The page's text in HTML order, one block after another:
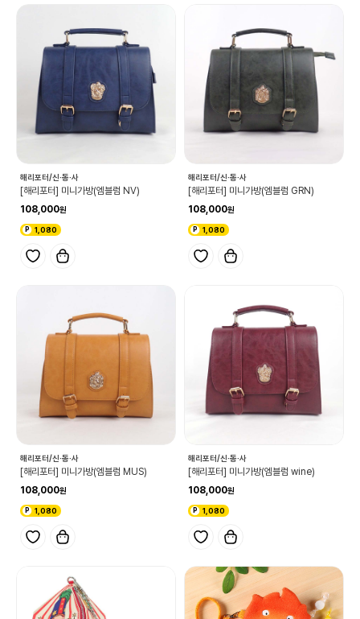
해리포터/신·동·사
[해리포터] 미니가방(엠블럼 NV)
108,000
1,080
해리포터/신·동·사
[해리포터] 미니가방(엠블럼 GRN)
108,000
1,080
해리포터/신·동·사
[해리포터] 미니가방(엠블럼 MUS)
108,000
1,080
해리포터/신·동·사
[해리포터] 미니가방(엠블럼 wine)
108,000
1,080